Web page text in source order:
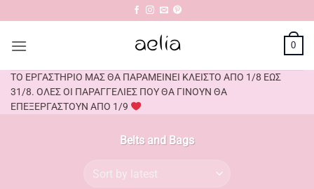
to
content
0
ΤΟ ΕΡΓΑΣΤΗΡΙΟ ΜΑΣ ΘΑ ΠΑΡΑΜΕΙΝΕΙ ΚΛΕΙΣΤΟ ΑΠΟ 1/8 ΕΩΣ
31/8. ΟΛΕΣ ΟΙ ΠΑΡΑΓΓΕΛΙΕΣ ΠΟΥ ΘΑ ΓΙΝΟΥΝ ΘΑ
ΕΠΕΞΕΡΓΑΣΤΟΥΝ ΑΠΟ 1/9
Belts and Bags